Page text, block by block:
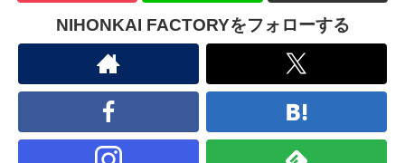
NIHONKAI FACTORYをフォローする